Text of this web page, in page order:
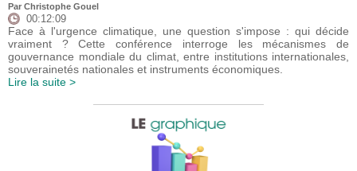
Par Christophe Gouel
00:12:09
Face à l'urgence climatique, une question s'impose : qui décide
vraiment ? Cette conférence interroge les mécanismes de
gouvernance mondiale du climat, entre institutions internationales,
souverainetés nationales et instruments économiques.
Lire la suite >